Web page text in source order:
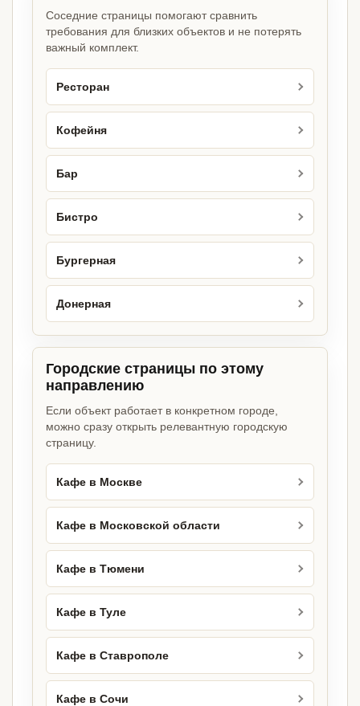
Соседние страницы помогают сравнить
требования для близких объектов и не потерять
важный комплект.
Ресторан
Кофейня
Бар
Бистро
Бургерная
Донерная
Городские страницы по этому
направлению
Если объект работает в конкретном городе,
можно сразу открыть релевантную городскую
страницу.
Кафе в Москве
Кафе в Московской области
Кафе в Тюмени
Кафе в Туле
Кафе в Ставрополе
Кафе в Сочи